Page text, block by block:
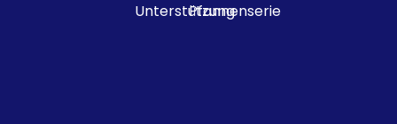
UnterstützungPfannenserie